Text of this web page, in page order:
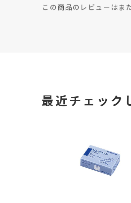
この商品のレビューはま
最近チェック